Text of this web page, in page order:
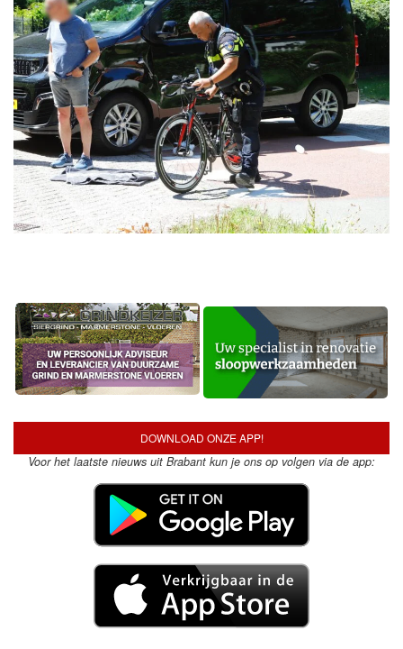
DOWNLOAD ONZE APP!
Voor het laatste nieuws uit Brabant kun je ons op volgen via de app: